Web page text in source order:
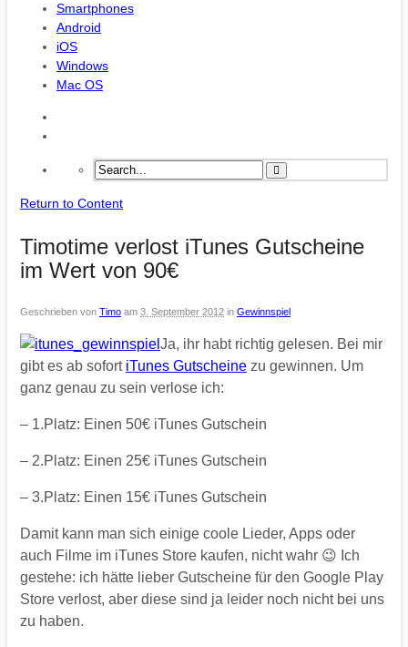
Smartphones
Android
iOS
Windows
Mac OS
Return to Content
Timotime verlost iTunes Gutscheine
im Wert von 90€
Geschrieben von Timo am 3. September 2012 in Gewinnspiel
Ja, ihr habt richtig gelesen. Bei mir
gibt es ab sofort iTunes Gutscheine zu gewinnen. Um
ganz genau zu sein verlose ich:
– 1.Platz: Einen 50€ iTunes Gutschein
– 2.Platz: Einen 25€ iTunes Gutschein
– 3.Platz: Einen 15€ iTunes Gutschein
Damit kann man sich einige coole Lieder, Apps oder
auch Filme im iTunes Store kaufen, nicht wahr 😉 Ich
gestehe: ich hätte lieber Gutscheine für den Google Play
Store verlost, aber diese sind ja leider noch nicht bei uns
zu haben.